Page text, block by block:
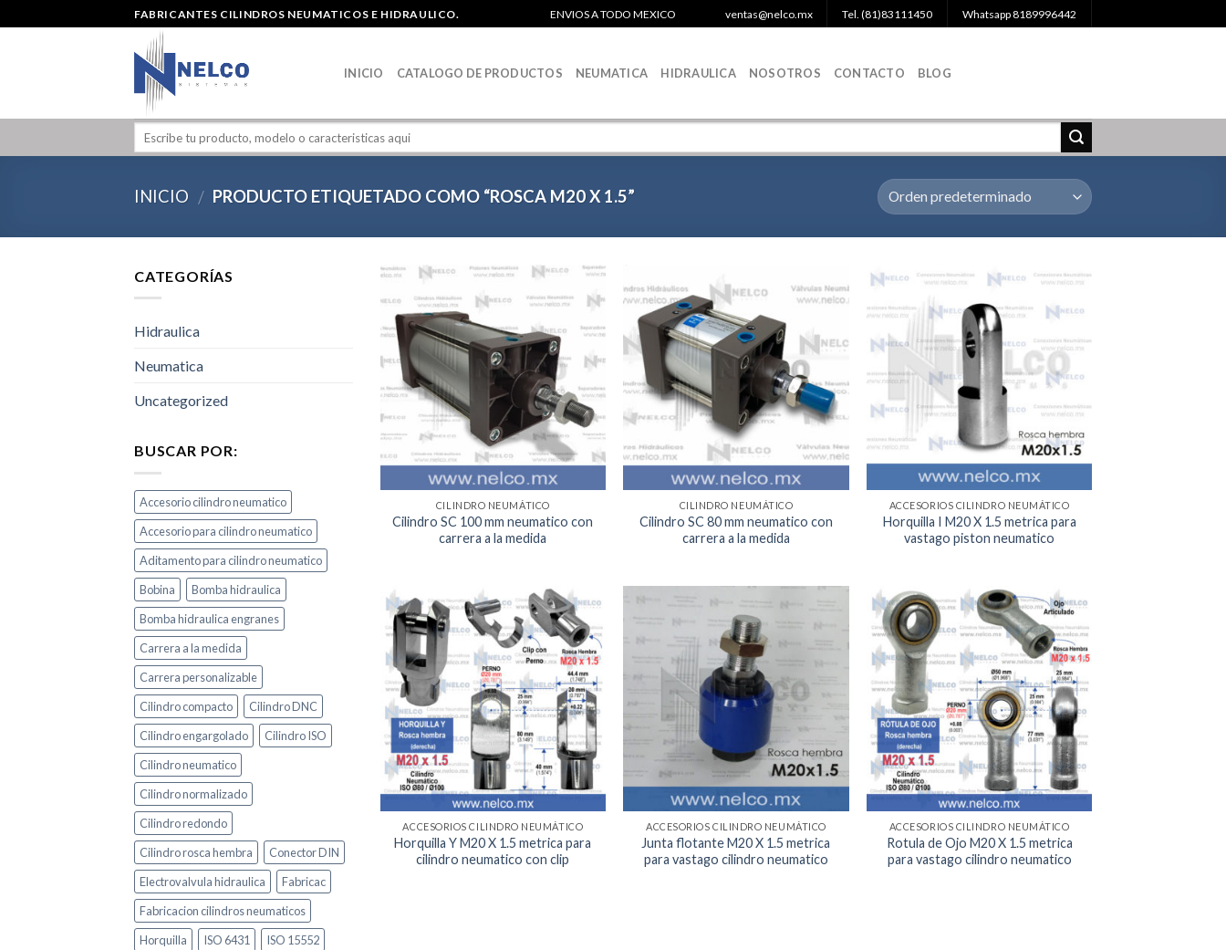
FABRICANTES CILINDROS NEUMATICOS E HIDRAULICO. ENVIOS A TODO MEXICO ventas@nelco.mx Tel. (81)83111450 Whatsapp 8189996442
INICIO CATALOGO DE PRODUCTOS NEUMATICA HIDRAULICA NOSOTROS CONTACTO BLOG
INICIO / PRODUCTO ETIQUETADO COMO “ROSCA M20 X 1.5”
CATEGORÍAS
Hidraulica
Neumatica
Uncategorized
BUSCAR POR:
Accesorio cilindro neumatico
Accesorio para cilindro neumatico
Aditamento para cilindro neumatico
Bobina
Bomba hidraulica
Bomba hidraulica engranes
Carrera a la medida
Carrera personalizable
Cilindro compacto
Cilindro DNC
Cilindro engargolado
Cilindro ISO
Cilindro neumatico
Cilindro normalizado
Cilindro redondo
Cilindro rosca hembra
Conector DIN
Electrovalvula hidraulica
Fabricac
Fabricacion cilindros neumaticos
Horquilla
ISO 6431
ISO 15552
a la
Lista de
deseos
CILINDRO NEUMÁTICO
Cilindro SC 100 mm neumatico con
carrera a la medida
Lista de
deseos
CILINDRO NEUMÁTICO
Cilindro SC 80 mm neumatico con
carrera a la medida
Agregar
Lista de
deseos
ACCESORIOS CILINDRO NEUMÁTICO
Horquilla I M20 X 1.5 metrica para
vastago piston neumatico
Agregar
a la
Lista de
deseos
ACCESORIOS CILINDRO NEUMÁTICO
Horquilla Y M20 X 1.5 metrica para
cilindro neumatico con clip
ACCESORIOS CILINDRO NEUMÁTICO
Junta flotante M20 X 1.5 metrica
para vastago cilindro neumatico
Agregar
a la
Lista de
deseos
ACCESORIOS CILINDRO NEUMÁTICO
Rotula de Ojo M20 X 1.5 metrica
para vastago cilindro neumatico